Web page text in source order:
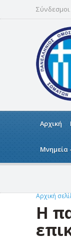
Αρχική
Μνημεία
Αρχική
Η